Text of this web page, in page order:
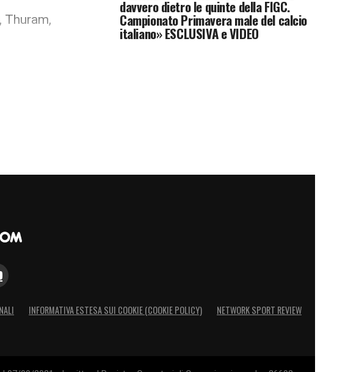
Thuram,
davvero dietro le quinte della FIGC.
Campionato Primavera male del calcio
italiano» ESCLUSIVA e VIDEO
INFORMATIVA ESTESA SUI COOKIE (COOKIE POLICY) NETWORK SPORT REVIEW